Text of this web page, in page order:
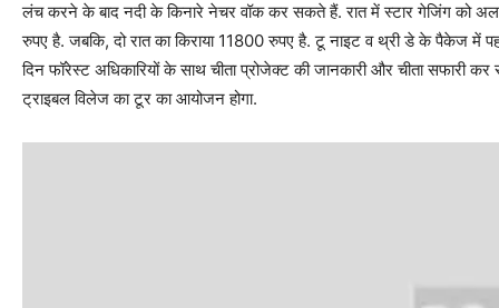
लंच करने के बाद नदी के किनारे नेचर वॉक कर सकते हैं. रात में स्टार गेजिंग को
रुपए है. जबकि, दो रात का किराया 11800 रुपए है. टू नाइट व थ्री डे के पैकेज
दिन फॉरेस्ट अधिकारियों के साथ चीता प्रोजेक्ट की जानकारी और चीता सफारी
ट्राइबल विलेज का टूर का आयोजन होगा.